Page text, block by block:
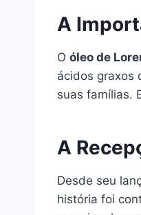
A
O óleo de
ácidos graxos
suas famílias.
A
Desde seu
história foi